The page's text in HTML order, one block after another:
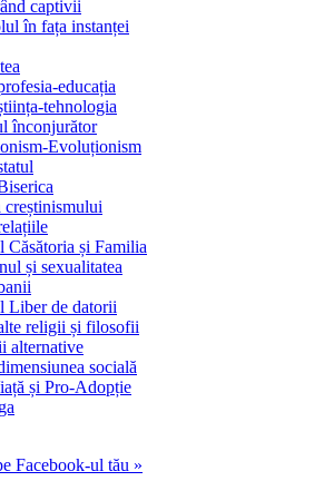
captivii
în fața instanței
educația
tehnologia
înconjurător
Evoluționism
creștinismului
Căsătoria și Familia
și sexualitatea
Liber de datorii
religii și filosofii
alternative
socială
și Pro-Adopție
Facebook-ul tău »